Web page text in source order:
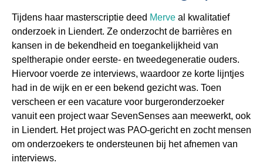
Tijdens haar masterscriptie deed Merve al kwalitatief
onderzoek in Liendert. Ze onderzocht de barrières en
kansen in de bekendheid en toegankelijkheid van
speltherapie onder eerste- en tweedegeneratie ouders.
Hiervoor voerde ze interviews, waardoor ze korte lijntjes
had in de wijk en er een bekend gezicht was. Toen
verscheen er een vacature voor burgeronderzoeker
vanuit een project waar SevenSenses aan meewerkt, ook
in Liendert. Het project was PAO-gericht en zocht mensen
om onderzoekers te ondersteunen bij het afnemen van
interviews.